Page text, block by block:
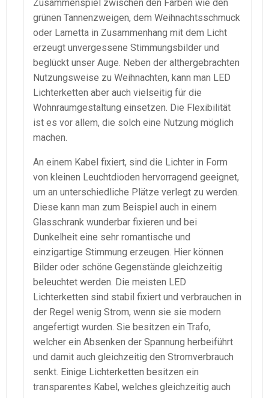
Zusammenspiel zwischen den Farben wie den
grünen Tannenzweigen, dem Weihnachtsschmuck
oder Lametta in Zusammenhang mit dem Licht
erzeugt unvergessene Stimmungsbilder und
beglückt unser Auge. Neben der althergebrachten
Nutzungsweise zu Weihnachten, kann man LED
Lichterketten aber auch vielseitig für die
Wohnraumgestaltung einsetzen. Die Flexibilität
ist es vor allem, die solch eine Nutzung möglich
machen.
An einem Kabel fixiert, sind die Lichter in Form
von kleinen Leuchtdioden hervorragend geeignet,
um an unterschiedliche Plätze verlegt zu werden.
Diese kann man zum Beispiel auch in einem
Glasschrank wunderbar fixieren und bei
Dunkelheit eine sehr romantische und
einzigartige Stimmung erzeugen. Hier können
Bilder oder schöne Gegenstände gleichzeitig
beleuchtet werden. Die meisten LED
Lichterketten sind stabil fixiert und verbrauchen in
der Regel wenig Strom, wenn sie sie modern
angefertigt wurden. Sie besitzen ein Trafo,
welcher ein Absenken der Spannung herbeiführt
und damit auch gleichzeitig den Stromverbrauch
senkt. Einige Lichterketten besitzen ein
transparentes Kabel, welches gleichzeitig auch